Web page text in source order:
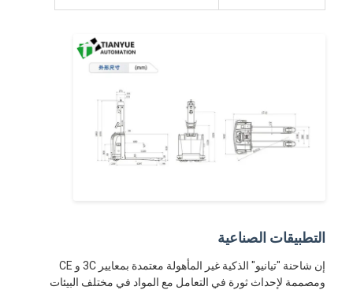
التطبيقات الصناعية
إن شاحنة "تيانيو" الذكية غير المأهولة معتمدة بمعايير 3C و CE
ومصممة لإحداث ثورة في التعامل مع المواد في مختلف البيئات